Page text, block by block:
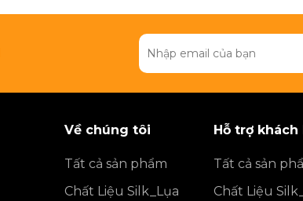
Về chúng tôi
Tất cả sản phẩm
Chất Liệu Silk_Lụa
Hỗ trợ khách
Tất cả sản
Chất Liệu